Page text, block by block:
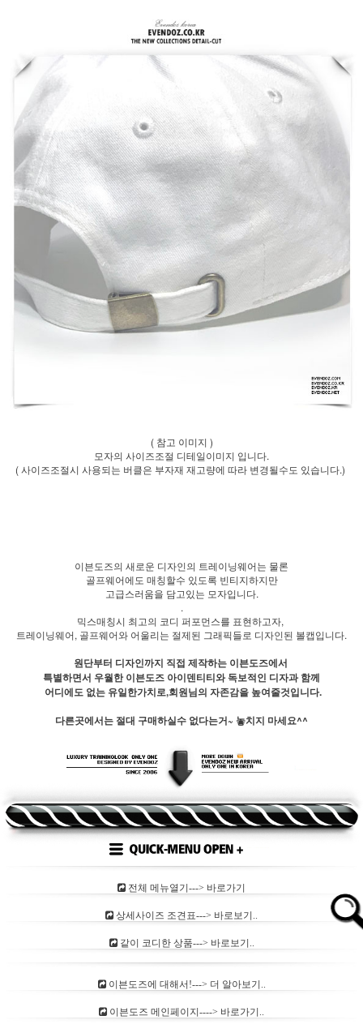
홈으로가기
이전페이지
상품문의하기
전체상품후기
신상품보기
회원가입
( 참고 이미지 )
모자의 사이즈조절 디테일이미지 입니다.
( 사이즈조절시 사용되는 버클은 부자재 재고량에 따라 변경될수도 있습니다.)
이븐도즈의 새로운 디자인의 트레이닝웨어는 물론
골프웨어에도 매칭할수 있도록 빈티지하지만
고급스러움을 담고있는 모자입니다.
.
믹스매칭시 최고의 코디 퍼포먼스를 표현하고자,
트레이닝웨어, 골프웨어와 어울리는 절제된 그래픽들로 디자인된 볼캡입니다.
원단부터 디자인까지 직접 제작하는 이븐도즈에서
특별하면서 우월한 이븐도즈 아이덴티티와 독보적인 디자과 함께
어디에도 없는 유일한가치로,회원님의 자존감을 높여줄것입니다.
다른곳에서는 절대 구매하실수 없다는거~ 놓치지 마세요^^
전체 메뉴열기---> 바로가기
상세사이즈 조견표---> 바로보기..
같이 코디한 상품---> 바로보기..
이븐도즈에 대해서!---> 더 알아보기..
이븐도즈 메인페이지----> 바로가기..